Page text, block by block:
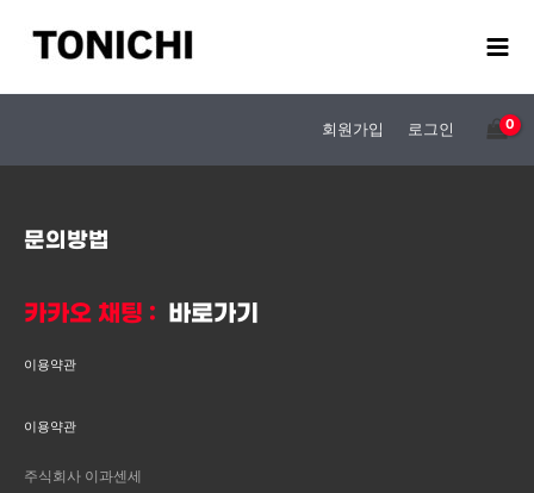
로
뛰
회원가입 로그인
문의방법
카카오 채팅 : 바로가기
이용약관
이용약관
주식회사 이과센세